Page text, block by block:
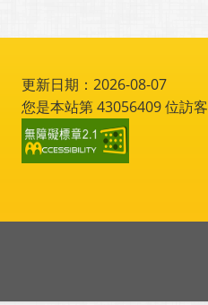
更新日期：2026-08-07
您是本站第43056409位訪客